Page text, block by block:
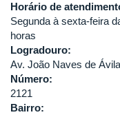
Horário de
Segunda à sexta-feira
horas
Logradouro:
Av. João Naves de Ávila
Número:
2121
Bairro: